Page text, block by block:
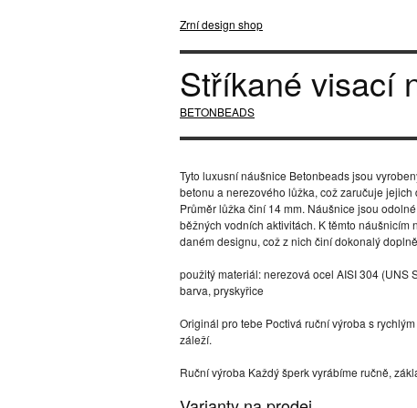
Zrní design shop
Stříkané visací
BETONBEADS
Tyto luxusní náušnice Betonbeads jsou
betonu a nerezového lůžka, což zaručuje
Průměr lůžka činí 14 mm. Náušnice jsou
běžných vodních aktivitách. K těmto náušnicím
daném designu, což z nich činí dokonalý
použitý materiál: nerezová ocel AISI 304 (UNS
barva, pryskyřice
Originál pro tebe Poctivá ruční výroba s
záleží.
Ruční výroba Každý šperk vyrábíme ručně,